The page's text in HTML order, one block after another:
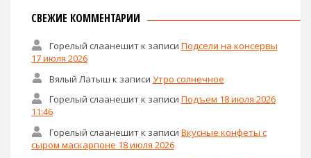
СВЕЖИЕ КОММЕНТАРИИ
Горелый слаанешитк записи Подсели на консервы
17 июля 2026
Вялый Латыш к записи Утро солнечное
Горелый слаанешитк записи Подъем 18 июля 2026
11:46
Горелый слаанешитк записи Вкусные конфеты с
сыром маскарпоне 18 июля 2026